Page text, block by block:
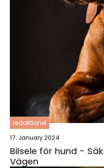
redaktionel
17. January 2024
Bilsele för hund -
Vägen